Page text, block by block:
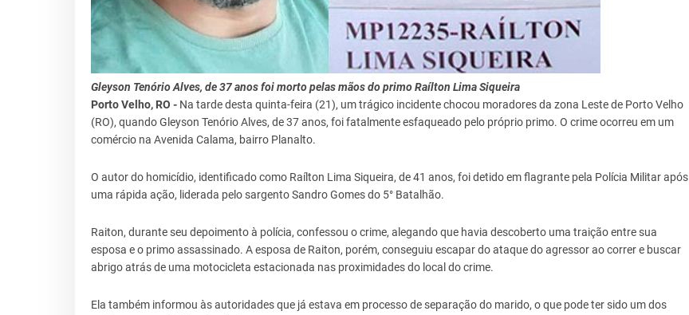
Gleyson Tenório Alves, de 37 anos foi morto pelas mãos do primo Raílton Lima Siqueira
Porto Velho, RO - Na tarde desta quinta-feira (21), um trágico incidente chocou moradores da zona Leste de Porto Velho
(RO), quando Gleyson Tenório Alves, de 37 anos, foi fatalmente esfaqueado pelo próprio primo. O crime ocorreu em um
comércio na Avenida Calama, bairro Planalto.
O autor do homicídio, identificado como Raílton Lima Siqueira, de 41 anos, foi detido em flagrante pela Polícia Militar após
uma rápida ação, liderada pelo sargento Sandro Gomes do 5° Batalhão.
Raiton, durante seu depoimento à polícia, confessou o crime, alegando que havia descoberto uma traição entre sua
esposa e o primo assassinado. A esposa de Raiton, porém, conseguiu escapar do ataque do agressor ao correr e buscar
abrigo atrás de uma motocicleta estacionada nas proximidades do local do crime.
Ela também informou às autoridades que já estava em processo de separação do marido, o que pode ter sido um dos